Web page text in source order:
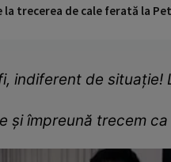
la trecerea de cale ferată la
indiferent de situație!
și împreună trecem